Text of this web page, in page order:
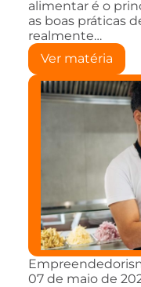
alimentar é o
as boas práticas
realmente…
Ver matéria
07 de maio de